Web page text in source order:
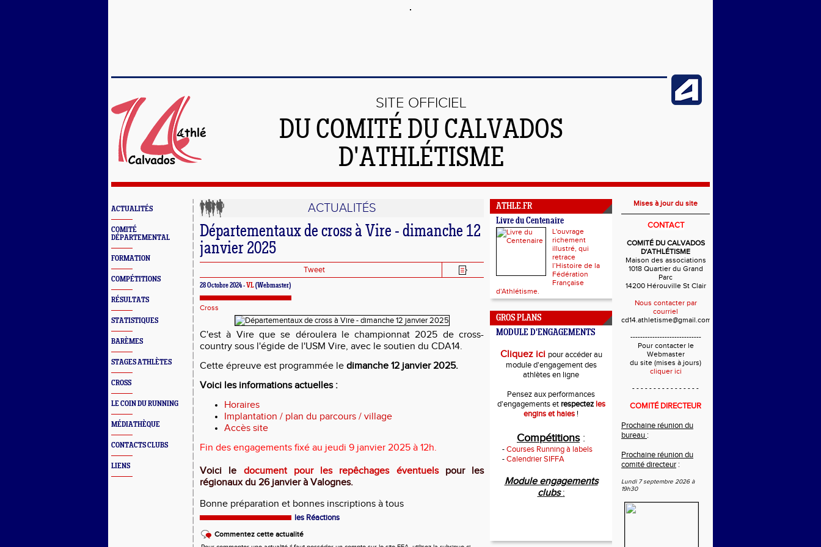
SITE OFFICIEL
DU COMITÉ DU CALVADOS
D'ATHLÉTISME
ACTUALITÉS
COMITÉ
DÉPARTEMENTAL
FORMATION
COMPÉTITIONS
RÉSULTATS
STATISTIQUES
BARÈMES
STAGES ATHLÈTES
CROSS
LE COIN DU RUNNING
MÉDIATHÈQUE
CONTACTS CLUBS
LIENS
ACTUALITÉS
Départementaux de cross à Vire - dimanche 12
janvier 2025
Tweet
28 Octobre 2024 - VL(Webmaster)
Cross
C'est à Vire que se déroulera le championnat 2025 de cross-
country sous l'égide de l'USM Vire, avec le soutien du CDA14.
Cette épreuve est programmée le dimanche 12 janvier 2025.
Voici les informations actuelles :
Horaires
Implantation / plan du parcours / village
Accès site
Fin des engagements fixé au jeudi 9 janvier 2025 à 12h.
Voici le document pour les repêchages éventuelspour les
régionaux du 26 janvier à Valognes.
Bonne préparation et bonnes inscriptions à tous
les Réactions
Commentez cette actualité
ATHLE.FR
Livre du Centenaire
L'ouvrage
richement
illustré, qui
retrace
l’Histoire de la
Fédération
Française
d'Athlétisme.
GROS PLANS
MODULE D'ENGAGEMENTS
Cliquez ici pour accéder au
module d'engagement des
athlètes en ligne
Pensez aux performances
d'engagements et respectez les
engins et haies!
Compétitions:
-Courses Running à labels
-Calendrier SIFFA
Module engagements
clubs :
Mises à jour du site
CONTACT
COMITÉ DU CALVADOS
D'ATHLÉTISME
Maison des associations
1018 Quartier du Grand
Parc
14200 Hérouville St Clair
Nous contacter par
courriel
cd14.athletisme@gmail.com
-----------------------------
Pour contacter le
Webmaster
du site (mises à jours)
cliquer ici
- - - - - - - - - - - - - - - -
COMITÉ DIRECTEUR
Prochaine réunion du
bureau :
Prochaine réunion du
comité directeur :
Lundi 7 septembre 2026 à
19h30